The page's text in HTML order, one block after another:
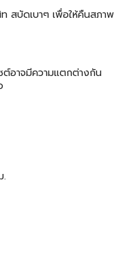
สบัดเบาๆ เพื่อให้คืนสภาพ
อาจมีความแตกต่างกัน
อ
.